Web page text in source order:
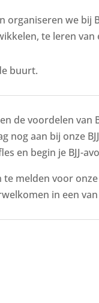
organiseren we bij
te leren
buurt.
de voordelen
nog aan bij onze
en begin je BJJ-
melden voor
in een